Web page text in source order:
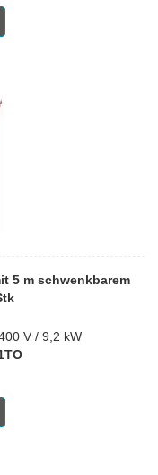
5 m schwenkbarem
V / 9,2 kW